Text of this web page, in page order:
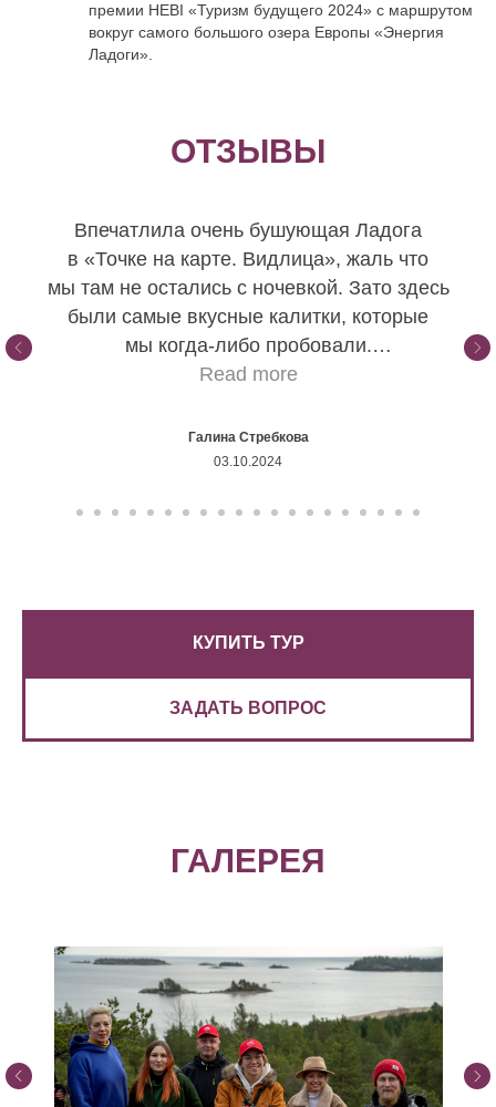
премии HEBI «Туризм будущего 2024» с маршрутом
вокруг самого большого озера Европы «Энергия
Ладоги».
ОТЗЫВЫ
Впечатлила очень бушующая Ладога
в «Точке на карте. Видлица», жаль что
мы там не остались с ночевкой. Зато здесь
были самые вкусные калитки, которые
мы когда-либо пробовали.
Хочется отметить работу нашего гида
информации. По организации группы, всё
четко, по делу и доброжелательно.
Read more
Галина Стребкова
03.10.2024
КУПИТЬ ТУР
ЗАДАТЬ ВОПРОС
ГАЛЕРЕЯ